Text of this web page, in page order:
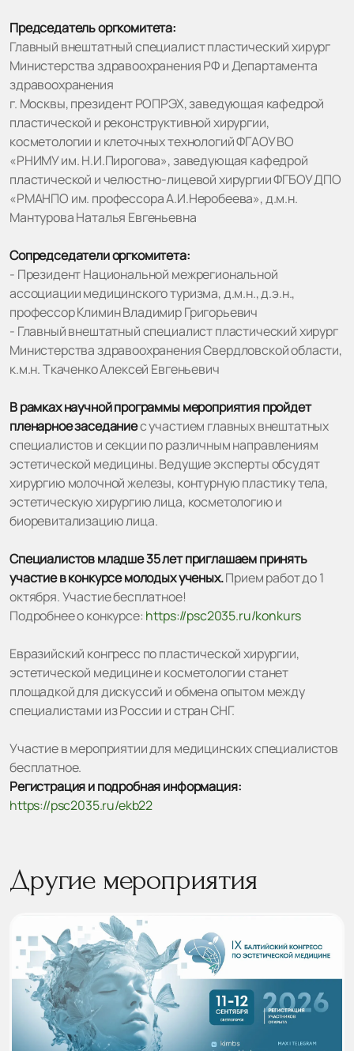
Председатель оргкомитета:
Главный внештатный специалист пластический хирург
Министерства здравоохранения РФ и Департамента
здравоохранения
г. Москвы, президент РОПРЭХ, заведующая кафедрой
пластической и реконструктивной хирургии,
косметологии и клеточных технологий ФГАОУ ВО
«РНИМУ им. Н.И.Пирогова», заведующая кафедрой
пластической и челюстно-лицевой хирургии ФГБОУ ДПО
«РМАНПО им. профессора А.И.Неробеева», д.м.н.
Мантурова Наталья Евгеньевна
Сопредседатели оргкомитета:
- Президент Национальной межрегиональной
ассоциации медицинского туризма, д.м.н., д.э.н.,
профессор Климин Владимир Григорьевич
- Главный внештатный специалист пластический хирург
Министерства здравоохранения Свердловской области,
к.м.н. Ткаченко Алексей Евгеньевич
В рамках научной программы мероприятия пройдет
пленарное заседаниес участием главных внештатных
специалистов и секции по различным направлениям
эстетической медицины. Ведущие эксперты обсудят
хирургию молочной железы, контурную пластику тела,
эстетическую хирургию лица, косметологию и
биоревитализацию лица.
Специалистов младше 35 лет приглашаем принять
участие в конкурсе молодых ученых.Прием работ до 1
октября. Участие бесплатное!
Подробнее о конкурсе: https://psc2035.ru/konkurs
Евразийский конгресс по пластической хирургии,
эстетической медицине и косметологии станет
площадкой для дискуссий и обмена опытом между
специалистами из России и стран СНГ.
Участие в мероприятии для медицинских специалистов
бесплатное.
Регистрация и подробная информация:
https://psc2035.ru/ekb22
Другие мероприятия